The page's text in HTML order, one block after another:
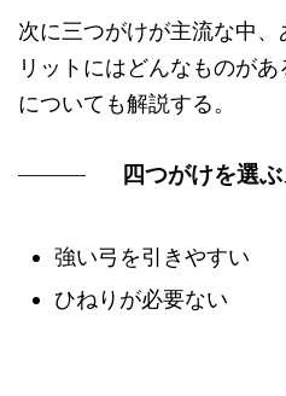
次に三つがけが主流な中
リットにはどんなものが
についても解説する。
四つがけを選
強い弓を引きやすい
ひねりが必要ない